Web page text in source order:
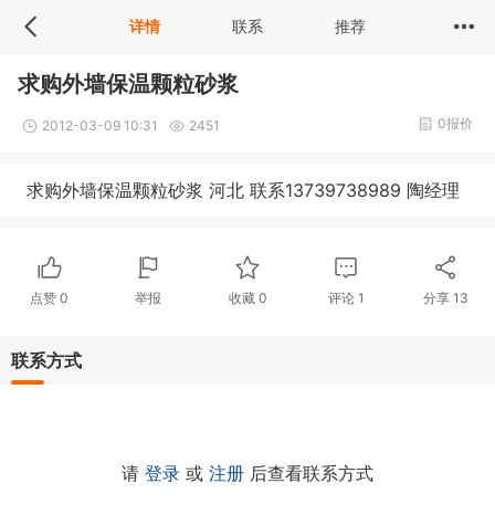
详情 联系 推荐
求购外墙保温颗粒砂浆
2012-03-09 10:31 2451 0报价
求购外墙保温颗粒砂浆 河北 联系13739738989 陶经理
点赞0 举报 收藏 0 评论1 分享 13
联系方式
请 登录 或 注册 后查看联系方式